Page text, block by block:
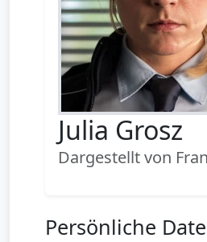
Julia Grosz
Dargestellt von
Persönliche